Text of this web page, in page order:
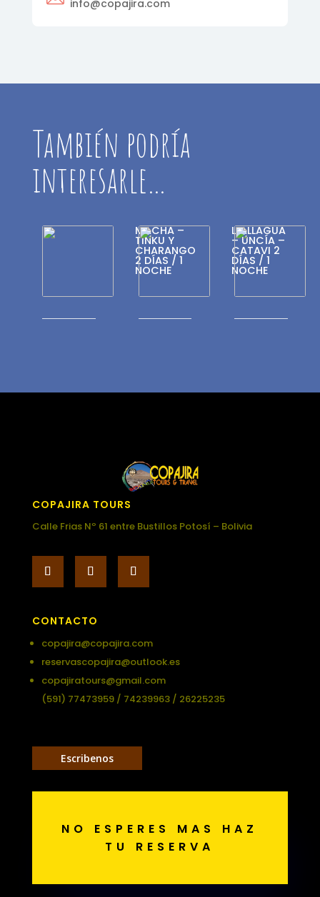
info@copajira.com
También podría
interesarle…
MACHA –
TINKU Y
CHARANGO
2 DÍAS / 1
NOCHE
LLALLAGUA
– UNCÍA –
CATAVI 2
DÍAS / 1
NOCHE
COPAJIRA TOURS
Calle Frias Nº 61 entre Bustillos Potosí – Bolivia
CONTACTO
copajira@copajira.com
reservascopajira@outlook.es
copajiratours@gmail.com
(591) 77473959 / 74239963 / 26225235
Escribenos
NO ESPERES MAS HAZ
TU RESERVA